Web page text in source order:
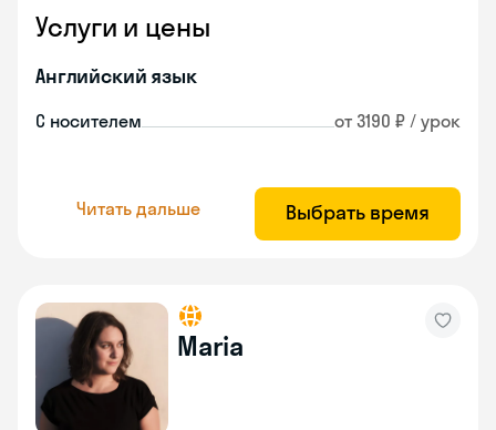
Услуги и цены
Английский язык
С носителем от 3190 ₽ / урок
Читать дальше Выбрать время
Maria